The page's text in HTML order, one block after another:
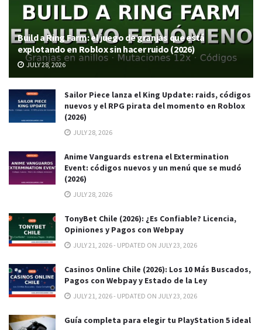
Build a Ring Farm: el juego de granjas que está
explotando en Roblox sin hacer ruido (2026)
JULY 28, 2026
Sailor Piece lanza el King Update: raids, códigos
nuevos y el RPG pirata del momento en Roblox
(2026)
JULY 28, 2026
Anime Vanguards estrena el Extermination
Event: códigos nuevos y un menú que se mudó
(2026)
JULY 28, 2026
TonyBet Chile (2026): ¿Es Confiable? Licencia,
Opiniones y Pagos con Webpay
JULY 21, 2026 - UPDATED ON JULY 23, 2026
Casinos Online Chile (2026): Los 10 Más Buscados,
Pagos con Webpay y Estado de la Ley
JULY 21, 2026 - UPDATED ON JULY 23, 2026
Guía completa para elegir tu PlayStation 5 ideal